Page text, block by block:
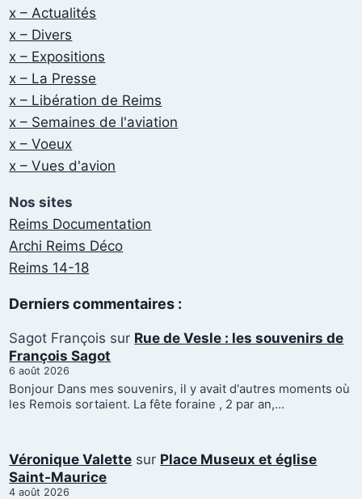
x – Actualités
x – Divers
x – Expositions
x – La Presse
x – Libération de Reims
x – Semaines de l'aviation
x – Voeux
x – Vues d'avion
Nos sites
Reims Documentation
Archi Reims Déco
Reims 14-18
Derniers commentaires :
Sagot François sur Rue de Vesle : les souvenirs de
François Sagot
6 août 2026
Bonjour Dans mes souvenirs, il y avait d'autres moments où
les Remois sortaient. La fête foraine , 2 par an,…
Véronique Valette sur Place Museux et église
Saint-Maurice
4 août 2026